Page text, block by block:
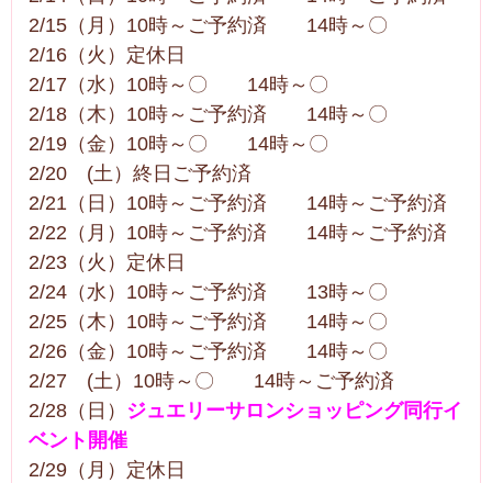
2/15（月）10時～ご予約済 14時～〇
2/16（火）定休日
2/17（水）10時～〇 14時～〇
2/18（木）10時～ご予約済 14時～〇
2/19（金）10時～〇 14時～〇
2/20 (土）終日ご予約済
2/21（日）10時～ご予約済 14時～ご予約済
2/22（月）10時～ご予約済 14時～ご予約済
2/23（火）定休日
2/24（水）10時～ご予約済 13時～〇
2/25（木）10時～ご予約済 14時～〇
2/26（金）10時～ご予約済 14時～〇
2/27 (土）10時～〇 14時～ご予約済
2/28（日） ジュエリーサロンショッピング同行イ
ベント開催
2/29（月）定休日